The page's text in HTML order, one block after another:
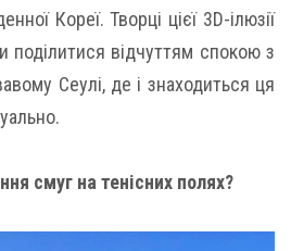
Кореї. Творці цієї 3D-ілюзії
поділитися відчуттям спокою з
Сеулі, де і знаходиться ця
смуг на тенісних полях?